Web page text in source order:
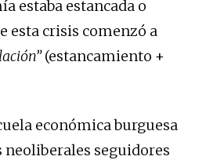
estaba estancada o
esta crisis comenzó a
(estancamiento +
económica burguesa
seguidores